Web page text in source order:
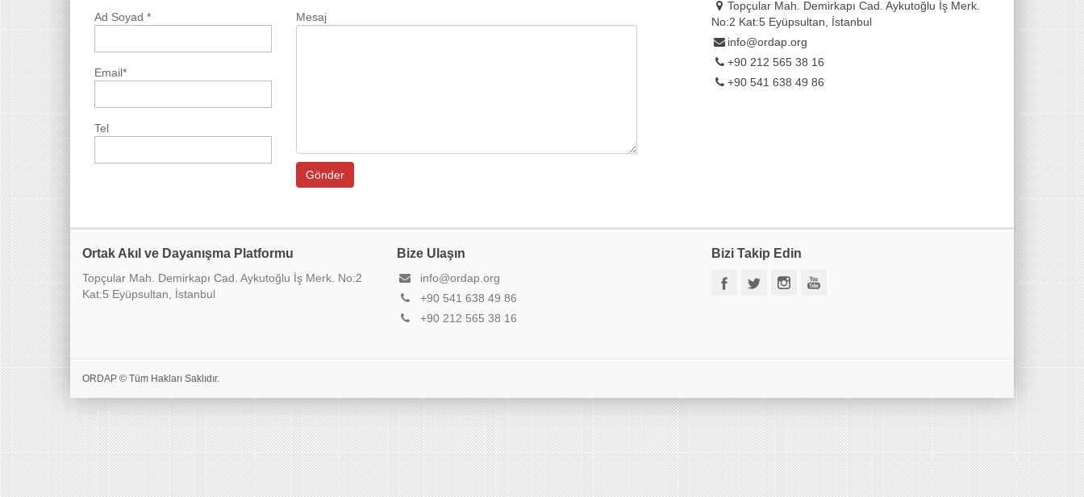
Ad Soyad *
Email*
Tel
Mesaj
Topçular Mah. Demirkapı Cad. Aykutoğlu İş Merk.
No:2 Kat:5 Eyüpsultan, İstanbul
info@ordap.org
+90 212 565 38 16
+90 541 638 49 86
Ortak Akıl ve Dayanışma Platformu
Topçular Mah. Demirkapı Cad. Aykutoğlu İş Merk. No:2
Kat:5 Eyüpsultan, İstanbul
Bize Ulaşın
info@ordap.org
+90 541 638 49 86
+90 212 565 38 16
Bizi Takip Edin
ORDAP © Tüm Hakları Saklıdır.